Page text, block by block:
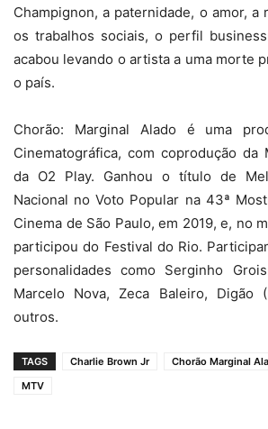
Champignon, a paternidade, o amor, a
os trabalhos sociais, o perfil
acabou levando o artista a uma morte
o país.
Chorão: Marginal Alado é uma
Cinematográfica, com coprodução da
da O2 Play. Ganhou o título de
Nacional no Voto Popular na 43ª
Cinema de São Paulo, em 2019, e, no
participou do Festival do Rio.
personalidades como Serginho
Marcelo Nova, Zeca Baleiro, Digão
outros.
TAGS Charlie Brown Jr Chorão Marginal
MTV